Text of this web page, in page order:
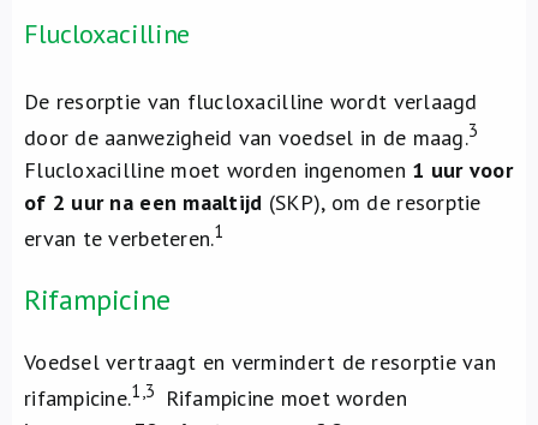
Flucloxacilline
De resorptie van flucloxacilline wordt verlaagd
door de aanwezigheid van voedsel in de maag.3
Flucloxacilline moet worden ingenomen 1 uur voor
of 2 uur na een maaltijd (SKP), om de resorptie
ervan te verbeteren.1
Rifampicine
Voedsel vertraagt en vermindert de resorptie van
rifampicine.1,3
Rifampicine moet worden